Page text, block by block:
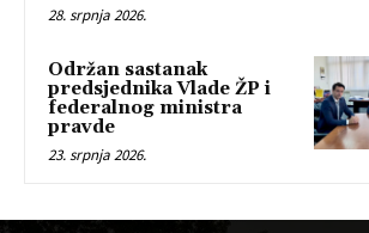
28. srpnja 2026.
Održan sastanak
predsjednika Vlade ŽP i
federalnog ministra
pravde
23. srpnja 2026.